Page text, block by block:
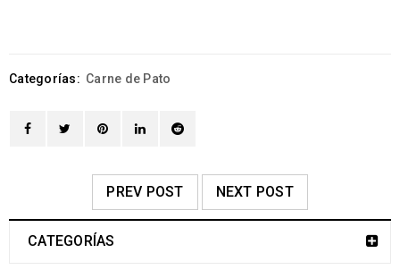
Categorías: Carne de Pato
PREV POST NEXT POST
CATEGORÍAS